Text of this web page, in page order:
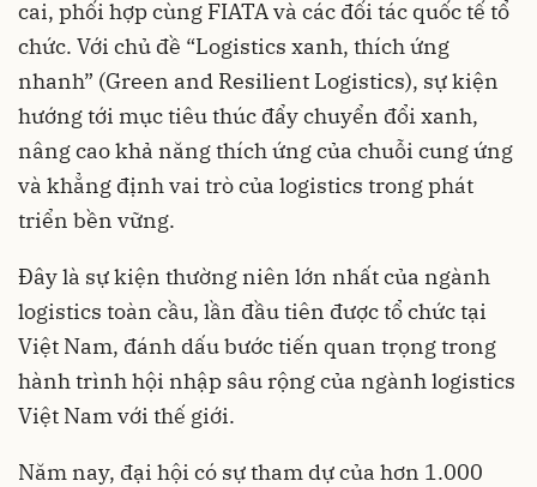
cai, phối hợp cùng FIATA và các đối tác quốc tế tổ
chức. Với chủ đề “Logistics xanh, thích ứng
nhanh” (Green and Resilient Logistics), sự kiện
hướng tới mục tiêu thúc đẩy chuyển đổi xanh,
nâng cao khả năng thích ứng của chuỗi cung ứng
và khẳng định vai trò của logistics trong phát
triển bền vững.
Đây là sự kiện thường niên lớn nhất của ngành
logistics toàn cầu, lần đầu tiên được tổ chức tại
Việt Nam, đánh dấu bước tiến quan trọng trong
hành trình hội nhập sâu rộng của ngành logistics
Việt Nam với thế giới.
Năm nay, đại hội có sự tham dự của hơn 1.000